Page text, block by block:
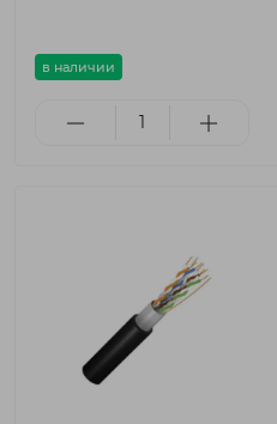
в наличии